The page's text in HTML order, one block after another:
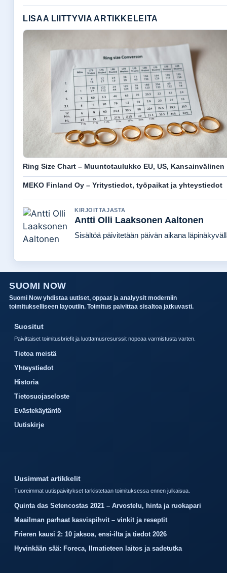
LISAA LIITTYVIA ARTIKKELEITA
Ring Size Chart – Muuntotaulukko EU, US, Kansainvälinen
MEKO Finland Oy – Yritystiedot, työpaikat ja yhteystiedot
KIRJOITTAJASTA
Antti Olli Laaksonen Aaltonen
Sisältöä päivitetään päivän aikana
SUOMI NOW
Suomi Now yhdistaa uutiset, oppaat ja analyysit moderniin
toimitukselliseen layoutiin. Toimitus paivittaa sisaltoa jatkuvasti.
Suositut
Paivittaiset toimitusbriefit ja luottamusresurssit nopeaa varmistusta varten.
Tietoa meistä
Yhteystiedot
Historia
Tietosuojaseloste
Evästekäytäntö
Uutiskirje
Uusimmat artikkelit
Tuoreimmat uutispaivitykset tarkistetaan toimituksessa ennen julkaisua.
Quinta das Setencostas 2021 – Arvostelu, hinta ja ruokapari
Maailman parhaat kasvispihvit – vinkit ja reseptit
Frieren kausi 2: 10 jaksoa, ensi-ilta ja tiedot 2026
Hyvinkään sää: Foreca, Ilmatieteen laitos ja sadetutka